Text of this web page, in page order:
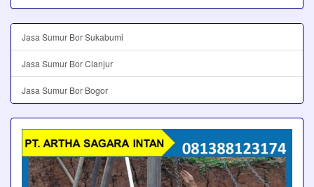
Jasa Sumur Bor Sukabumi
Jasa Sumur Bor Cianjur
Jasa Sumur Bor Bogor